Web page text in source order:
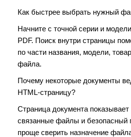
Как быстрее выбрать нужный
Начните с точной серии и
PDF. Поиск внутри страницы
по части названия, модели,
файла.
Почему некоторые документы
HTML-страницу?
Страница документа показывает
связанные файлы и безопасный
проще сверить назначение